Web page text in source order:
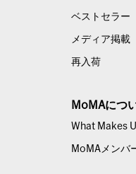
ベストセラー
メディア掲載
再入荷
MoMAにつ
What Makes
MoMAメンバ